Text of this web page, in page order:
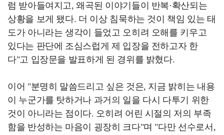
럼 받아들여지고, 왜곡된 이야기들이 반복·확산되는
상황을 보게 됐다. 더 이상 침묵하는 것이 책임 있는 태
도가 아니라는 생각이 들었고 오히려 오해를 키우고
있다는 판단에 조심스럽게 제 입장을 전하고자 한
다"고 입장문을 발표하게 된 경위를 밝혔다.
이어 "분명히 말씀드리고 싶은 것은, 지금 밝히는 내용
이 누군가를 탓하거나 과거의 일을 다시 다투기 위한
것이 아니라는 점이다. 오히려 어린 시절의 저의 부족
함을 반성하는 마음이 굉장히 크다"며 "다만 선수로서,